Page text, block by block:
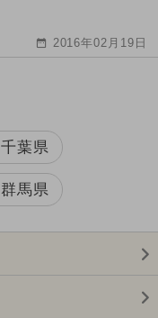
2016年02月19日
千葉県
群馬県